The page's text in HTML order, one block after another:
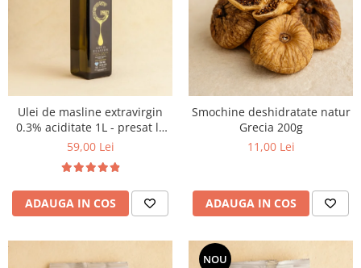
Ulei de masline extravirgin
0.3% aciditate 1L - presat la
rece
59,00 Lei
ADAUGA IN COS
Smochine deshidratate natur
Grecia 200g
11,00 Lei
ADAUGA IN COS
NOU